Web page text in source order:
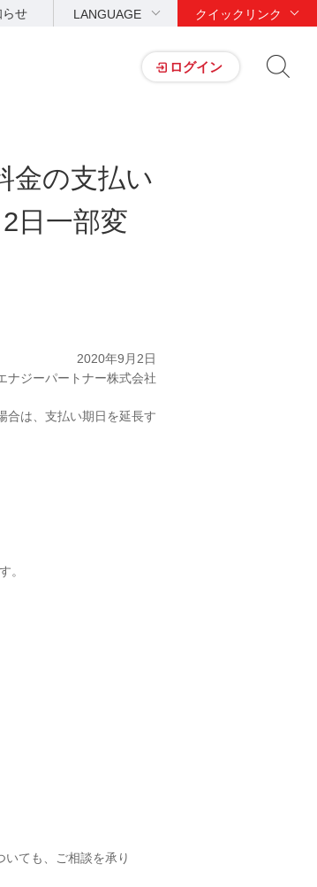
らせ LANGUAGE クイックリンク
ログイン
金の支払い
日一部変
2020年9月2日
ナジーパートナー株式会社
合は、支払い期日を延長す
。
ても、ご相談を承り